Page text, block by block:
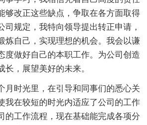
够改正这些缺点，争取在各方面取得
司规定，我特向领导提出转正申请，
炼自己，实现理想的机会。我会以谦
度做好自己的本职工作。为公司创造
，展望美好的未来。
月时光里，在引导和同事们的悉心关
我在较短的时光内适应了公司的工作
的工作流程，现在基础能完成各项分